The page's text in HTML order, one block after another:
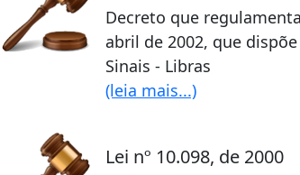
Decreto que
abril de 2002, que
Sinais - Libras
(leia mais...)
Lei nº 10.098, de 2000